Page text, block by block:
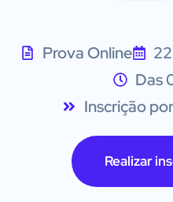
Prova Online
Das
Inscrição
Realizar